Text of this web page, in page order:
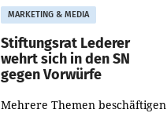
MARKETING & MEDIA
Stiftungsrat Lederer
wehrt sich in den SN
gegen Vorwürfe
Mehrere Themen beschäftigen